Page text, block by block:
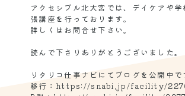
アクセシブル北大宮では、デイケアや学
張講座を行っております。
詳しくはお問合せ下さい。
読んで下さりありがとうございました。
リタリコ仕事ナビにてブログを公開中で
移行：https://snabi.jp/facility/